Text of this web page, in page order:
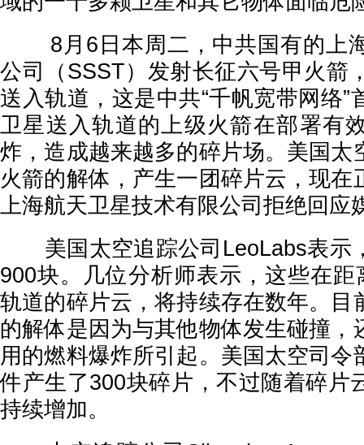
8月6日本周二，中共国有的上
公司（SSST）发射长征六号甲火箭
送入轨道，这是中共“千帆宽带网络”
卫星送入轨道的上级火箭在部署有
炸，造成越来越多的碎片场。美国太
火箭的解体，产生一团碎片云，现在
上海航天卫星技术有限公司拒绝回应
美国太空追踪公司LeoLabs表示
900块。几位分析师表示，这些在
轨道的碎片云，将持续存在数年。目
的解体是因为与其他物体发生碰撞，
用的燃料爆炸所引起。美国太空司令
件产生了300块碎片，不过随着碎片
持续增加。